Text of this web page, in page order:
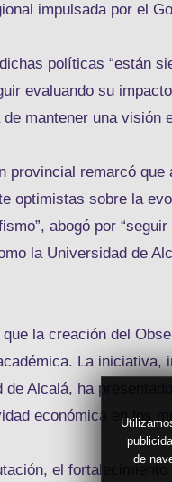
de
impulsada por el
políticas “están
evaluando su
mantener una visión
provincial remarcó
optimistas sobre la
abogó por
la Universidad de
la creación del
La iniciativa,
Alcalá, ha
económica en los
el